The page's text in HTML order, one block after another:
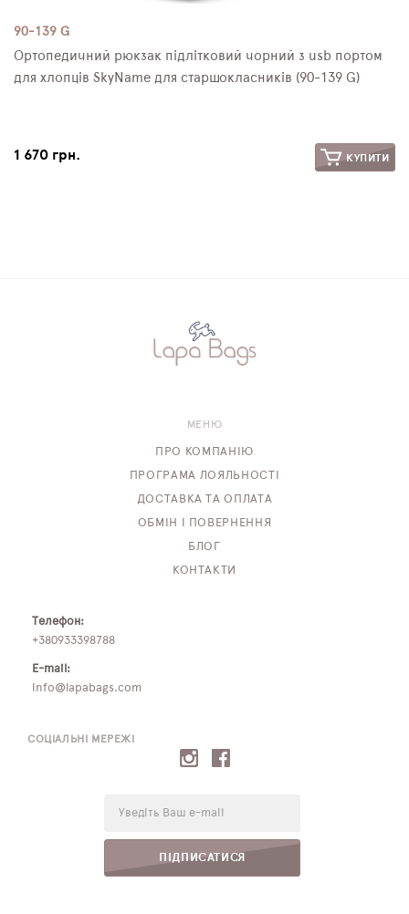
90-139 G
Ортопедичний рюкзак підлітковий чорний з usb портом
для хлопців SkyName для старшокласників (90-139 G)
1 670 грн. КУПИТИ
СОЦІАЛЬНІ МЕРЕЖІ
ПІДПИСАТИСЯ
МЕНЮ
ПРО КОМПАНІЮ
ПРОГРАМА ЛОЯЛЬНОСТІ
ДОСТАВКА ТА ОПЛАТА
ОБМІН І ПОВЕРНЕННЯ
БЛОГ
КОНТАКТИ
Телефон:
+380933398788
E-mail:
info@lapabags.com